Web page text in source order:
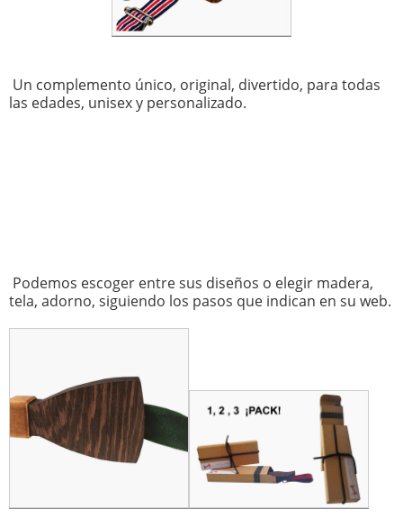
Un complemento único, original, divertido, para todas
las edades, unisex y personalizado.
Podemos escoger entre sus diseños o elegir madera,
tela, adorno, siguiendo los pasos que indican en su web.